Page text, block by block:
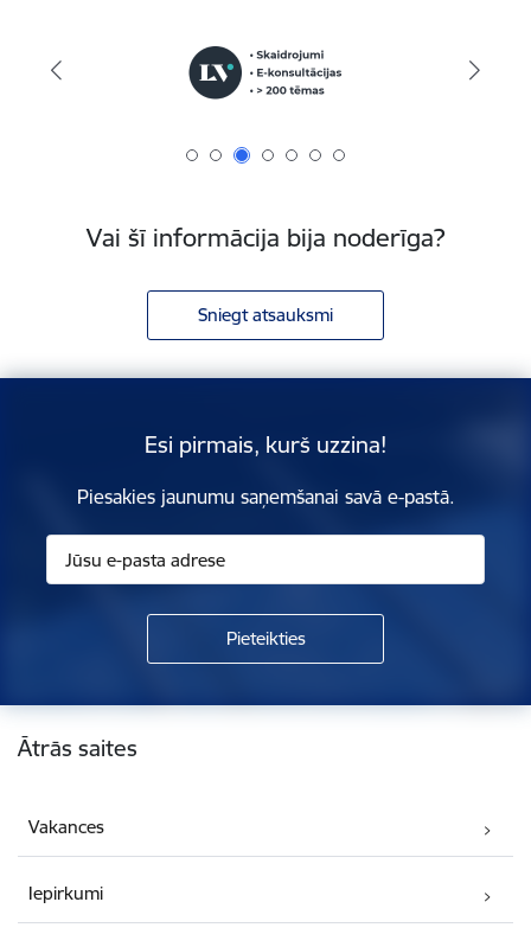
Vai šī informācija bija noderīga?
Sniegt atsauksmi
Esi pirmais, kurš uzzina!
Piesakies jaunumu saņemšanai savā e-pastā.
Kājene
Ātrās saites
Vakances
Iepirkumi